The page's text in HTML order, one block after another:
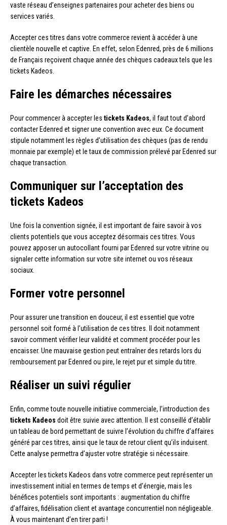
vaste réseau d’enseignes partenaires pour acheter des biens ou
services variés.
Accepter ces titres dans votre commerce revient à accéder à une
clientèle nouvelle et captive. En effet, selon Edenred, près de 6 millions
de Français reçoivent chaque année des chèques cadeaux tels que les
tickets Kadeos.
Faire les démarches nécessaires
Pour commencer à accepter les tickets Kadeos, il faut tout d’abord
contacter Edenred et signer une convention avec eux. Ce document
stipule notamment les règles d’utilisation des chèques (pas de rendu
monnaie par exemple) et le taux de commission prélevé par Edenred sur
chaque transaction.
Communiquer sur l’acceptation des
tickets Kadeos
Une fois la convention signée, il est important de faire savoir à vos
clients potentiels que vous acceptez désormais ces titres. Vous
pouvez apposer un autocollant fourni par Edenred sur votre vitrine ou
signaler cette information sur votre site internet ou vos réseaux
sociaux.
Former votre personnel
Pour assurer une transition en douceur, il est essentiel que votre
personnel soit formé à l’utilisation de ces titres. Il doit notamment
savoir comment vérifier leur validité et comment procéder pour les
encaisser. Une mauvaise gestion peut entraîner des retards lors du
remboursement par Edenred ou pire, le rejet pur et simple du titre.
Réaliser un suivi régulier
Enfin, comme toute nouvelle initiative commerciale, l’introduction des
tickets Kadeos doit être suivie avec attention. Il est conseillé d’établir
un tableau de bord permettant de suivre l’évolution du chiffre d’affaires
généré par ces titres, ainsi que le taux de retour client qu’ils induisent.
Cette analyse permettra d’ajuster votre stratégie si nécessaire.
Accepter les tickets Kadeos dans votre commerce peut représenter un
investissement initial en termes de temps et d’énergie, mais les
bénéfices potentiels sont importants : augmentation du chiffre
d’affaires, fidélisation client et avantage concurrentiel non négligeable.
À vous maintenant d’en tirer parti !